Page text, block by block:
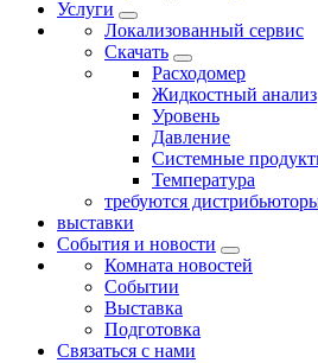
Услуги
Локализованный сервис
Скачать
Расходомер
Жидкостный анализ
Уровень
Давление
Системные
Температура
требуются
выставки
События и новости
Комната новостей
Событии
Выставка
Подготовка
Связаться с нами